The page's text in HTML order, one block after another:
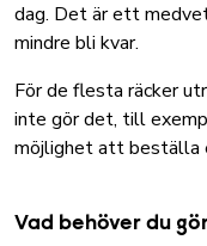
dag. Det är ett
mindre bli kvar.
För de flesta räcker
inte gör det, till
möjlighet att beställa
Vad behöver du